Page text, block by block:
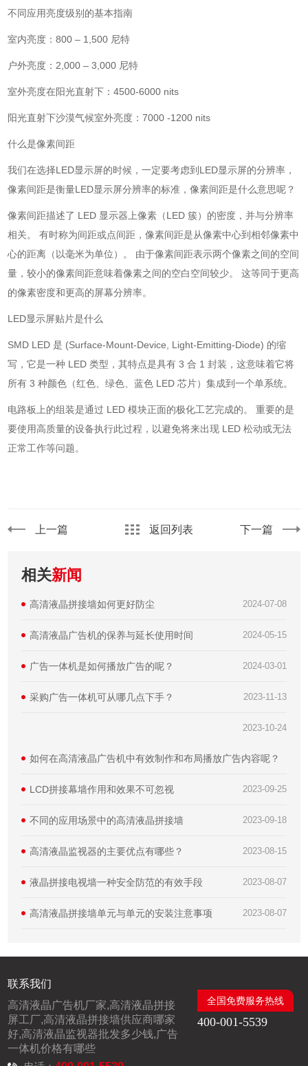
不同应用亮度级别的基本指南
室内亮度：800 – 1,500 尼特
户外亮度：2,000 – 3,000 尼特
室外亮度在阳光直射下：4500-6000 nits
阳光直射下沙漠气候室外亮度：7000 -1200 nits
什么是像素间距
我们在选择LED显示屏的时候，一定要考虑到LED显示屏的分辨率，
像素间距是衡量LED显示屏分辨率的标准，像素间距是什么意思呢？
像素间距描述了 LED 显示器上像素（LED 簇）的密度，并与分辨率
相关。 有时称为间距或点间距，像素间距是从像素中心到相邻像素中
心的距离（以毫米为单位）。 由于像素间距表示两个像素之间的空间
量，较小的像素间距意味着像素之间的空白空间较少。 这等同于更高
的像素密度和更高的屏幕分辨率。
LED显示屏贴片是什么
SMD LED 是 (Surface-Mount-Device, Light-Emitting-Diode) 的缩
写，它是一种 LED 类型，其特点是具有 3 合 1 封装，这意味着它将
所有 3 种颜色（红色、绿色、蓝色 LED 芯片）集成到一个单系统。
电路板上的组装是通过 LED 模块正面的极化工艺完成的。 重要的是
要使用高质量的设备执行此过程，以避免将来出现 LED 松动或无法
正常工作等问题。
上一篇 返回列表 下一篇
相关新闻
2024-07-08
高清液晶拼接墙如何更好防尘
2024-05-15
高清液晶广告机的保养与延长使用时间
2024-03-01
广告一体机是如何播放广告的呢？
2023-11-13
采购广告一体机可从哪几点下手？
2023-10-24
如何在高清液晶广告机中有效制作和布局播放广告内容呢？
2023-09-25
LCD拼接幕墙作用和效果不可忽视
2023-09-18
不同的应用场景中的高清液晶拼接墙
2023-08-15
高清液晶监视器的主要优点有哪些？
2023-08-07
液晶拼接电视墙一种安全防范的有效手段
2023-08-07
高清液晶拼接墙单元与单元的安装注意事项
联系我们
高清液晶广告机厂家,高清液晶拼接
屏工厂,高清液晶拼接墙供应商哪家
好,高清液晶监视器批发多少钱,广告
一体机价格有哪些
全国免费服务热线
400-001-5539